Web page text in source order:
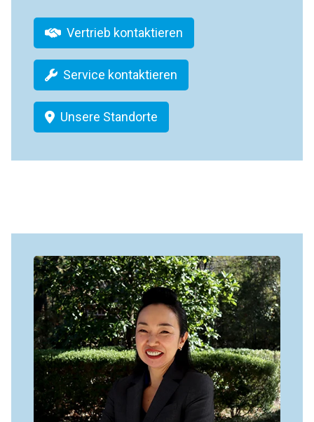
Vertrieb kontaktieren
Service kontaktieren
Unsere Standorte